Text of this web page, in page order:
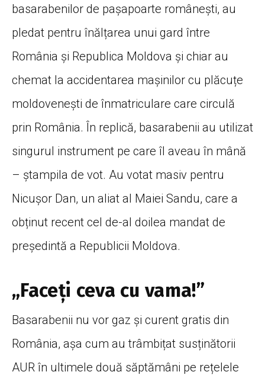
basarabenilor de pașapoarte românești, au
pledat pentru înălțarea unui gard între
România și Republica Moldova și chiar au
chemat la accidentarea mașinilor cu plăcuțe
moldovenești de înmatriculare care circulă
prin România. În replică, basarabenii au utilizat
singurul instrument pe care îl aveau în mână
– ștampila de vot. Au votat masiv pentru
Nicușor Dan, un aliat al Maiei Sandu, care a
obținut recent cel de-al doilea mandat de
președintă a Republicii Moldova.
„Faceți ceva cu vama!”
Basarabenii nu vor gaz și curent gratis din
România, așa cum au trâmbițat susținătorii
AUR în ultimele două săptămâni pe rețelele